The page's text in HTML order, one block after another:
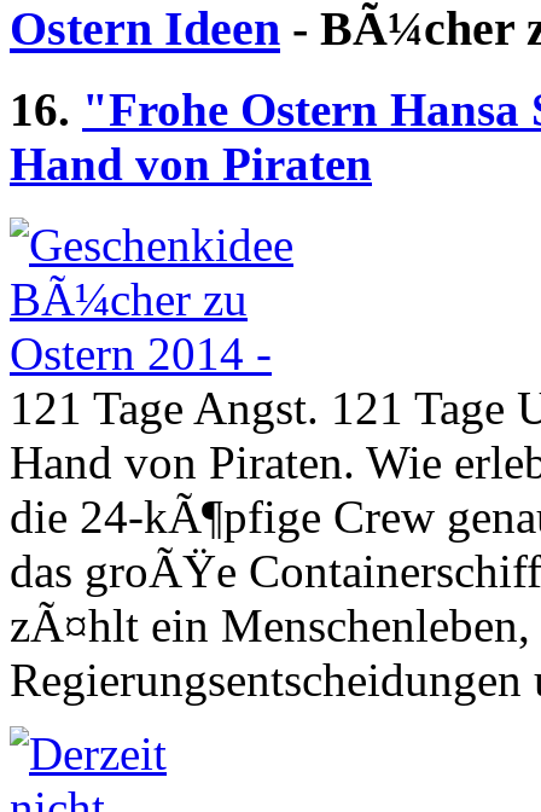
Ostern Ideen - BÃ¼cher
16. "Frohe Ostern Hansa
Hand von Piraten
121 Tage Angst. 121 Tage
Hand von Piraten. Wie
die 24-kÃ¶pfige Crew
das groÃŸe
zÃ¤hlt ein Menschenleben,